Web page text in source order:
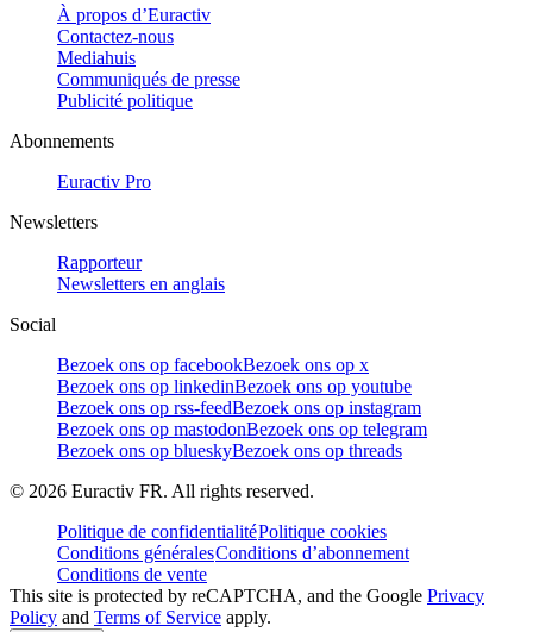
À propos d’Euractiv
Contactez-nous
Mediahuis
Communiqués de presse
Publicité politique
Abonnements
Euractiv Pro
Newsletters
Rapporteur
Newsletters en anglais
Social
Bezoek ons op facebookBezoek ons op x
Bezoek ons op linkedinBezoek ons op youtube
Bezoek ons op rss-feedBezoek ons op instagram
Bezoek ons op mastodonBezoek ons op telegram
Bezoek ons op blueskyBezoek ons op threads
© 2026 Euractiv FR. All rights reserved.
Politique de confidentialitéPolitique cookies
Conditions généralesConditions d’abonnement
Conditions de vente
This site is protected by reCAPTCHA, and the Google Privacy
Policy and Terms of Service apply.